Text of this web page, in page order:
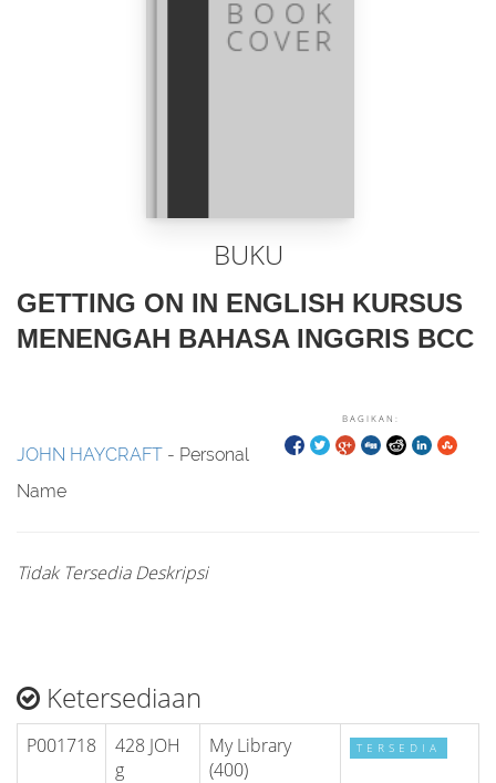
BUKU
GETTING ON IN ENGLISH KURSUS
MENENGAH BAHASA INGGRIS BCC
BAGIKAN:
JOHN HAYCRAFT - Personal
Name
Tidak Tersedia Deskripsi
Ketersediaan
P001718
428 JOH
g
My Library
(400)
TERSEDIA